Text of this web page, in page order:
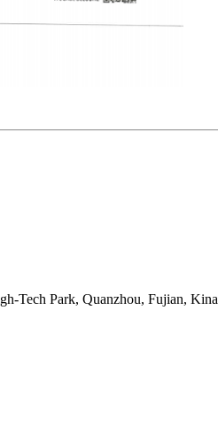
Tech Park, Quanzhou, Fujian, Kina